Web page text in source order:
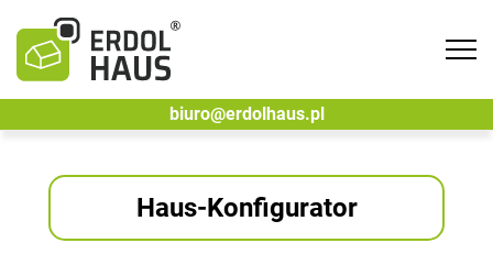
biuro@erdolhaus.pl
Haus-Konfigurator